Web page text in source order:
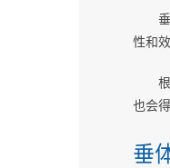
性和
也会
垂